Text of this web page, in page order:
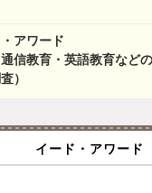
アワード
通信教育・英語教育など
）
イード・アワード